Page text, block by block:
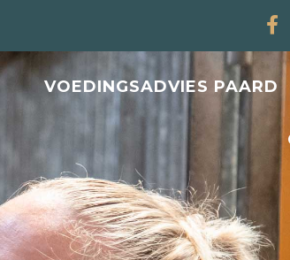
VOEDINGSADVIES PAARD